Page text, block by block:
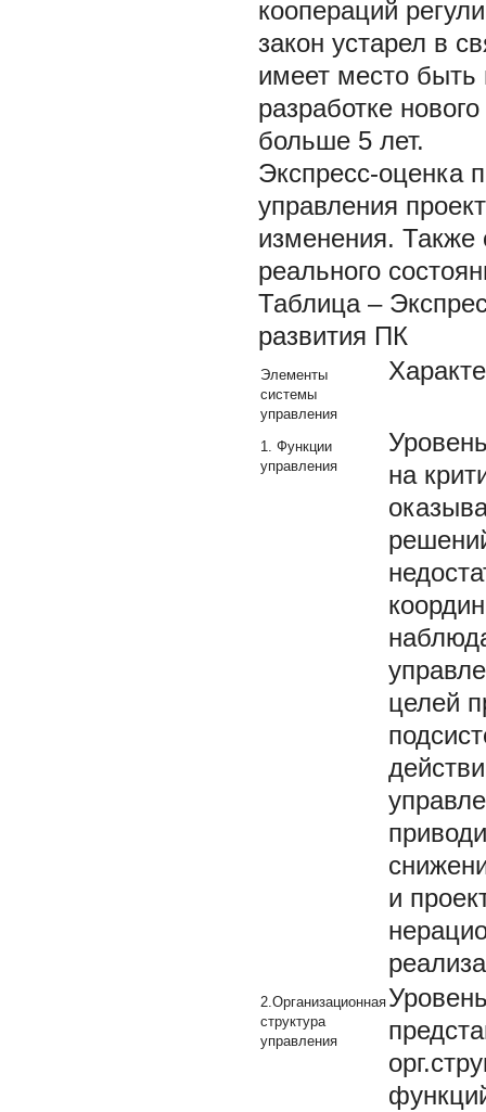
коопераций
закон устарел в
имеет место быть
разработке
больше 5 лет.
Экспресс-оценка
управления
изменения.
реального
Таблица –
развития ПК
Элементы
системы
управления
1. Функции
управления
на
целей
и
2.Организационная
структура
управления